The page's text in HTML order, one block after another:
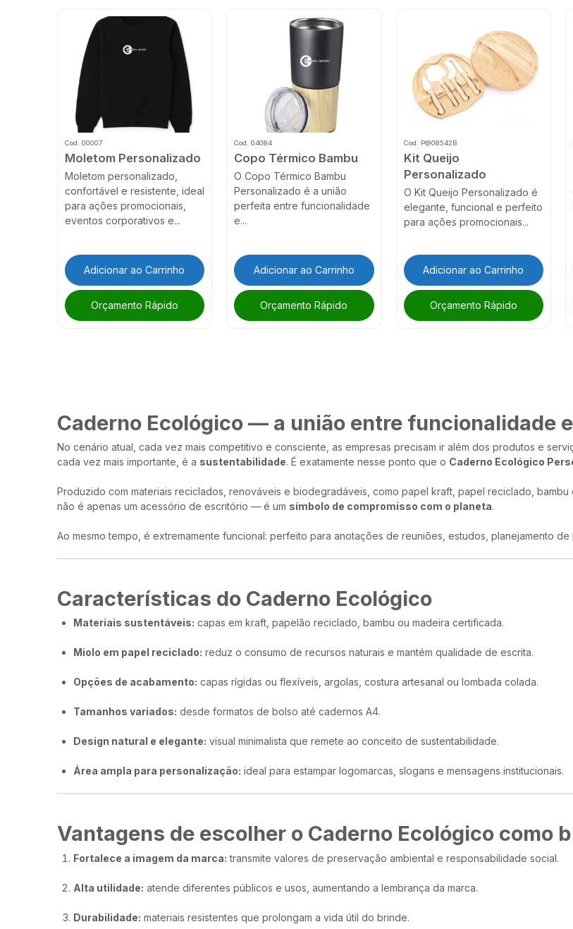
Cod. 00007
Moletom Personalizado
Moletom personalizado,
confortável e resistente, ideal
para ações promocionais,
eventos corporativos e...
Adicionar ao Carrinho
Orçamento Rápido
Cod. 04084
Copo Térmico Bambu
O Copo Térmico Bambu
Personalizado é a união
perfeita entre funcionalidade
e...
Adicionar ao Carrinho
Orçamento Rápido
Cod. P@08542B
Kit Queijo
Personalizado
O Kit Queijo Personalizado é
elegante, funcional e perfeito
para ações promocionais...
Adicionar ao Carrinho
Orçamento Rápido
Caderno Ecológico — a união entre funcionalidade
No cenário atual, cada vez mais competitivo e consciente, as empresas precisam ir além dos produtos e
cada vez mais importante, é a sustentabilidade. É exatamente nesse ponto que o Caderno Ecológico
Produzido com materiais reciclados, renováveis e biodegradáveis, como papel kraft, papel reciclado,
não é apenas um acessório de escritório — é um símbolo de compromisso com o planeta.
Ao mesmo tempo, é extremamente funcional: perfeito para anotações de reuniões, estudos, planejamento
Características do Caderno Ecológico
Materiais sustentáveis: capas em kraft, papelão reciclado, bambu ou madeira certificada.
Miolo em papel reciclado: reduz o consumo de recursos naturais e mantém qualidade de escrita.
Opções de acabamento: capas rígidas ou flexíveis, argolas, costura artesanal ou lombada colada.
Tamanhos variados: desde formatos de bolso até cadernos A4.
Design natural e elegante: visual minimalista que remete ao conceito de sustentabilidade.
Área ampla para personalização: ideal para estampar logomarcas, slogans e mensagens institucionais.
Vantagens de escolher o Caderno Ecológico como
Fortalece a imagem da marca: transmite valores de preservação ambiental e responsabilidade social.
Alta utilidade: atende diferentes públicos e usos, aumentando a lembrança da marca.
Durabilidade: materiais resistentes que prolongam a vida útil do brinde.